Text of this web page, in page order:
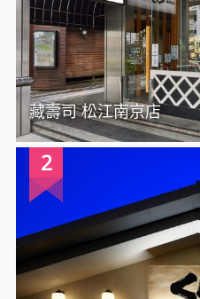
藏壽司 松江南京店
2